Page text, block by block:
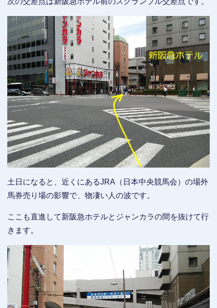
土日になると、近くにあるJRA（日本中央競馬会）の場外
馬券売り場の影響で、物凄い人の波です。
ここも直進して新阪急ホテルとジャンカラの間を抜けて行
きます。